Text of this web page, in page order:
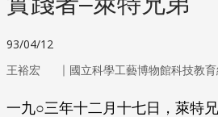
93/04/12
王裕宏 ｜ 國立科學工藝博物館科技教育
一九○三年十二月十七日，萊特